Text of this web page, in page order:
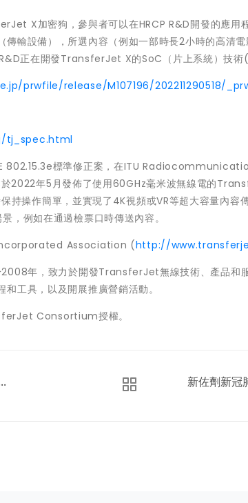
X加密狗，參與者可以在HRCP R&D開發的應用
（傳輸設備），所選內容（例如一部時長2小時的高清
正在開發TransferJet X的SoC（片上系統）技術
prwfile/release/M107196/202211290518/
tj_spec.html
802.15.3e標準修正案，在ITU
2022年5月發佈了使用60GHz毫米波無線電的
持操作簡單，並實現了4K視頻或VR等超大容量內容
，例如在通過檢票口時傳送內容。
Association (http://
年，致力於開發TransferJet無線技術、產品和服
工具，以及開展推廣營銷活動。
Consortium授權。
新佐劑新冠